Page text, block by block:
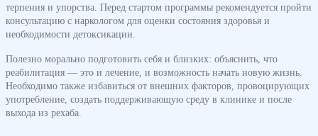
терпения и упорства. Перед стартом программы рекомендуется пройти
консультацию с наркологом для оценки состояния здоровья и
необходимости детоксикации.
Полезно морально подготовить себя и близких: объяснить, что
реабилитация — это и лечение, и возможность начать новую жизнь.
Необходимо также избавиться от внешних факторов, провоцирующих
употребление, создать поддерживающую среду в клинике и после
выхода из рехаба.